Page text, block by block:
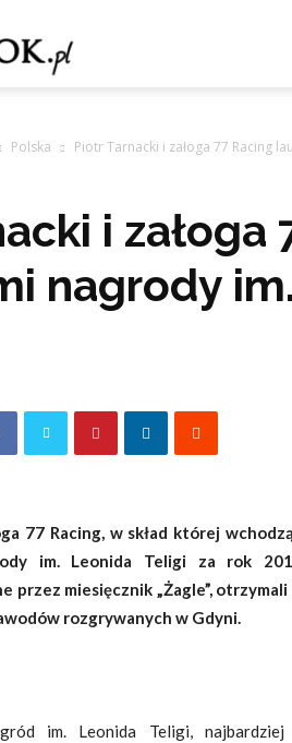
Polska Piotr Tarnacki i załoga 77 Racing
i załoga
nagrody
77 Racing, w skład której
im. Leonida Teligi za rok
przez miesięcznik „Żagle”,
rozgrywanych w Gdyni.
im. Leonida Teligi,